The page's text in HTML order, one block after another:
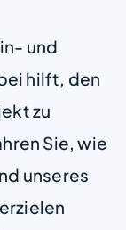
und
hilft, den
zu
Sie, wie
unseres